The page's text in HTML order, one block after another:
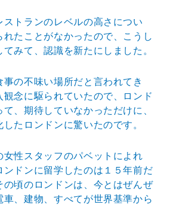
トランのレベルの高さについ
たことがなかったので、こうし
みて、認識を新たにしました。
の不味い場所だと言われてき
念に駆られていたので、ロンド
、期待していなかっただけに、
たロンドンに驚いたのです。
女性スタッフのパベットによれ
ンドンに留学したのは１５年前だ
の頃のロンドンは、今とはぜんぜ
車、建物、すべてが世界基準から